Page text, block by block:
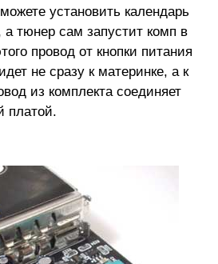
установить календарь
а тюнер сам запустит комп в
провод от кнопки питания
не сразу к материнке, а к
из комплекта соединяет
платой.